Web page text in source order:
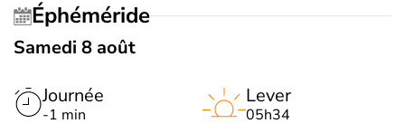
Éphéméride
Samedi 8 août
Journée
-1 min
Lever
05h34